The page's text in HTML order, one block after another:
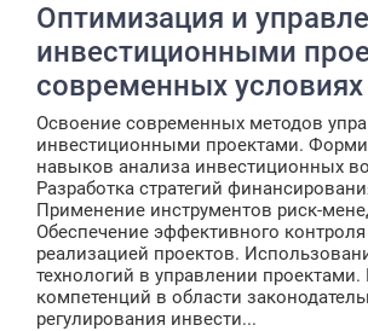
Оптимизация и
инвестиционными
современных условиях
Освоение современных методов
инвестиционными проектами.
навыков анализа инвестиционных
Разработка стратегий
Применение инструментов риск-
Обеспечение эффективного контроля
реализацией проектов.
технологий в управлении
компетенций в области
регулирования инвести...